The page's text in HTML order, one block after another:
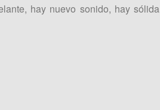
hay nuevo sonido, hay sólida